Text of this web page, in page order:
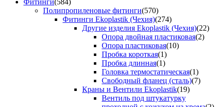
Фитинги(584)
Полипропиленовые фитинги(570)
Фитинги Ekoplastik (Чехия)(274)
Другие изделия Ekoplastik (Чехия)(22)
Опора двойная пластиковая(2)
Опора пластиковая(10)
Пробка короткая(1)
Пробка длинная(1)
Головка термостатическая(1)
Свободный фланец (сталь)(7)
Краны и Вентили Ekoplastik(19)
Вентиль под штукатурку